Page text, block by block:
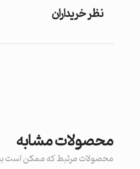
نظر خریداران
محصولات مشابه
محصولات مرتبط که ممکن است